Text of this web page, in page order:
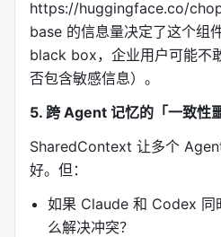
基于语法结构
的压缩，不是
---
6.1 核心问题：如果 LLM
么办？
Compress-Retrieve）：
https://huggingface.co/
base 的信息量决定了这个组
black box，企业用户可能不
否包含敏感信息）。
5. 跨 Agent 记忆的「一致性
SharedContext 让多个
好。但：
如果 Claude 和 Codex 同
么解决冲突？